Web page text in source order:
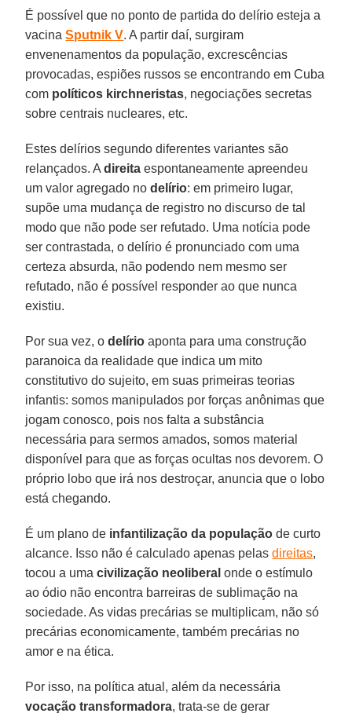
É possível que no ponto de partida do delírio esteja a
vacinaSputnik V. A partir daí, surgiram
envenenamentos da população, excrescências
provocadas, espiões russos se encontrando em Cuba
com políticos kirchneristas, negociações secretas
sobre centrais nucleares, etc.
Estes delírios segundo diferentes variantes são
relançados. Adireita espontaneamente apreendeu
um valor agregado nodelírio: em primeiro lugar,
supõe uma mudança de registro no discurso de tal
modo que não pode ser refutado. Uma notícia pode
ser contrastada, o delírio é pronunciado com uma
certeza absurda, não podendo nem mesmo ser
refutado, não é possível responder ao que nunca
existiu.
Por sua vez, odelírio aponta para uma construção
paranoica da realidade que indica um mito
constitutivo do sujeito, em suas primeiras teorias
infantis: somos manipulados por forças anônimas que
jogam conosco, pois nos falta a substância
necessária para sermos amados, somos material
disponível para que as forças ocultas nos devorem. O
próprio lobo que irá nos destroçar, anuncia que o lobo
está chegando.
É um plano de infantilização da população de curto
alcance. Isso não é calculado apenas pelasdireitas,
tocou a umacivilização neoliberal onde o estímulo
ao ódio não encontra barreiras de sublimação na
sociedade. As vidas precárias se multiplicam, não só
precárias economicamente, também precárias no
amor e na ética.
Por isso, na política atual, além da necessária
vocação transformadora, trata-se de gerar